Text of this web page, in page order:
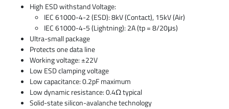
High ESD withstand Voltage:
IEC 61000-4-2 (ESD): 8kV (Contact), 15kV (Air)
IEC 61000-4-5 (Lightning): 2A (tp = 8/20μs)
Ultra-small package
Protects one data line
Working voltage: ±22V
Low ESD clamping voltage
Low capacitance: 0.2pF maximum
Low dynamic resistance: 0.4Ω typical
Solid-state silicon-avalanche technology